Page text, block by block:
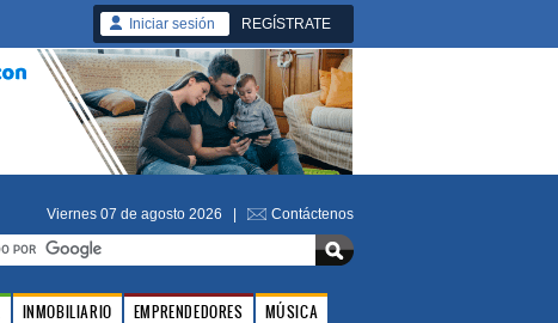
Iniciar sesión REGÍSTRATE
Viernes 07 de agosto 2026 | Contáctenos
INMOBILIARIO EMPRENDEDORES MÚSICA